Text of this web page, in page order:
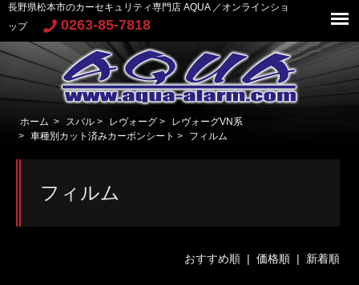
長野県松本市のカーセキュリティ専門店 AQUA ／オンラインショ
ップ
0263-85-7818
ホーム > スバル > レヴォーグ >
レヴォーグVN系
> 車種別カット済みカーボンシート > フィルム
フィルム
おすすめ順 | 価格順| 新着順